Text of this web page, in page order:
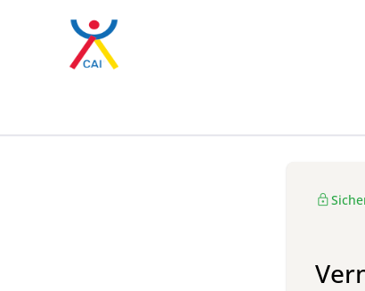
Zum Hauptinhalt springen
Kontaktanfragen
lock